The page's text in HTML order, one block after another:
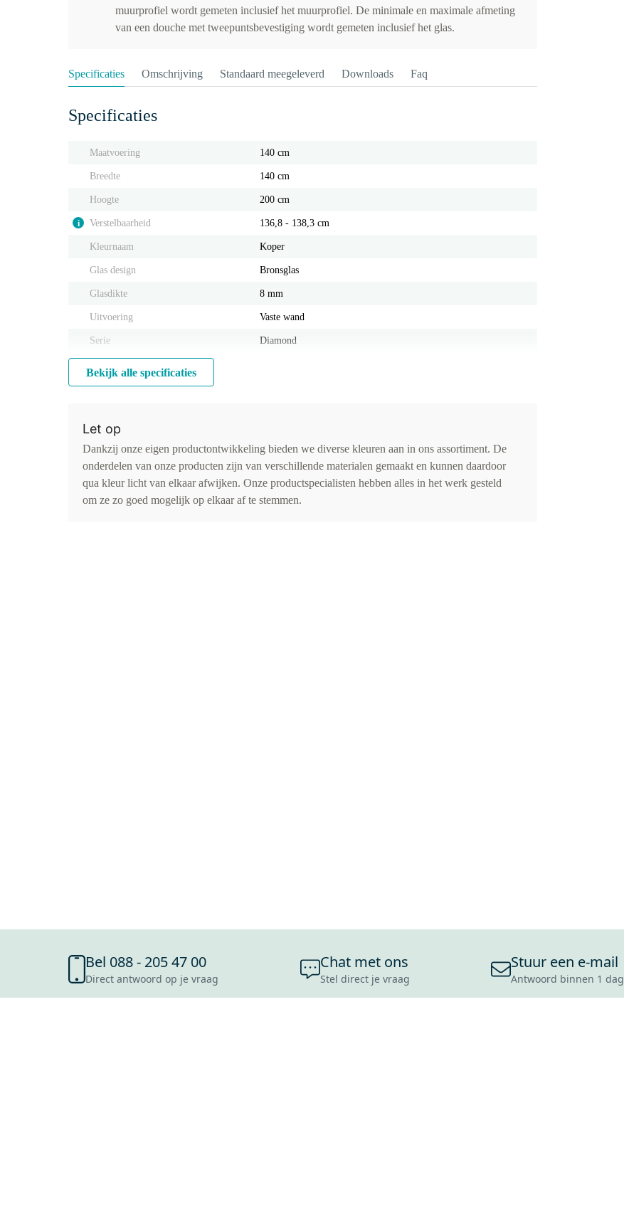
muurprofiel wordt gemeten inclusief het muurprofiel. De minimale en maximale afmeting
van een douche met tweepuntsbevestiging wordt gemeten inclusief het glas.
Specificaties Omschrijving Standaard meegeleverd Downloads Faq
Specificaties
Maatvoering 140 cm
Breedte 140 cm
Hoogte 200 cm
i Verstelbaarheid 136,8 - 138,3 cm
Kleurnaam Koper
Glas design Bronsglas
Glasdikte 8 mm
Uitvoering Vaste wand
Serie Diamond
Bekijk alle specificaties
Let op
Dankzij onze eigen productontwikkeling bieden we diverse kleuren aan in ons assortiment. De
onderdelen van onze producten zijn van verschillende materialen gemaakt en kunnen daardoor
qua kleur licht van elkaar afwijken. Onze productspecialisten hebben alles in het werk gesteld
om ze zo goed mogelijk op elkaar af te stemmen.
Bel 088 - 205 47 00
Direct antwoord op je vraag
Chat met ons
Stel direct je vraag
Stuur een e-mail
Antwoord binnen 1 dag